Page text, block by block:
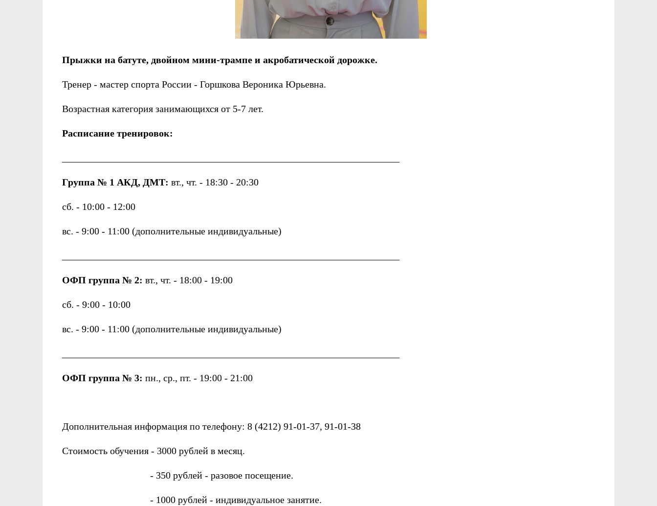
Прыжки на батуте, двойном мини-трампе и акробатической дорожке.
Тренер - мастер спорта России - Горшкова Вероника Юрьевна.
Возрастная категория занимающихся от 5-7 лет.
Расписание тренировок:
Группа № 1 АКД, ДМТ: вт., чт. - 18:30 - 20:30
сб. - 10:00 - 12:00
вс. - 9:00 - 11:00 (дополнительные индивидуальные)
ОФП группа № 2: вт., чт. - 18:00 - 19:00
сб. - 9:00 - 10:00
вс. - 9:00 - 11:00 (дополнительные индивидуальные)
ОФП группа № 3: пн., ср., пт. - 19:00 - 21:00
Дополнительная информация по телефону: 8 (4212) 91-01-37, 91-01-38
Стоимость обучения - 3000 рублей в месяц.
- 350 рублей - разовое посещение.
- 1000 рублей - индивидуальное занятие.